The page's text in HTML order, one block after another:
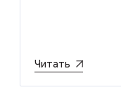
Читать